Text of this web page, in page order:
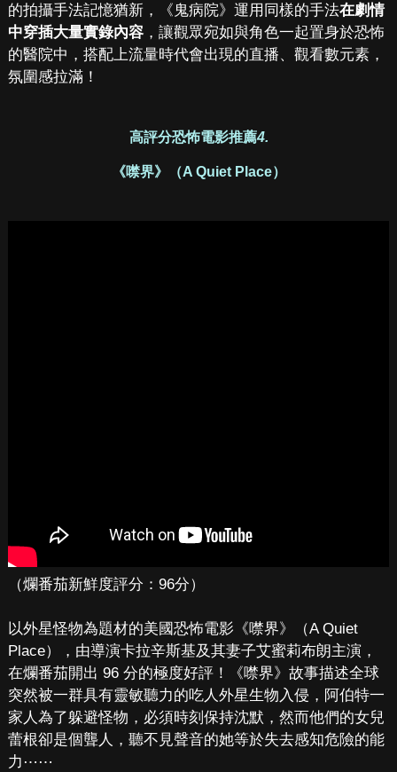
的拍攝手法記憶猶新，《鬼病院》運用同樣的手法在劇情
中穿插大量實錄內容，讓觀眾宛如與角色一起置身於恐怖
的醫院中，搭配上流量時代會出現的直播、觀看數元素，
氛圍感拉滿！
高評分恐怖電影推薦4.
《噤界》（A Quiet Place）
（爛番茄新鮮度評分：96分）
以外星怪物為題材的美國恐怖電影《噤界》（A Quiet
Place），由導演卡拉辛斯基及其妻子艾蜜莉布朗主演，
在爛番茄開出 96 分的極度好評！《噤界》故事描述全球
突然被一群具有靈敏聽力的吃人外星生物入侵，阿伯特一
家人為了躲避怪物，必須時刻保持沈默，然而他們的女兒
蕾根卻是個聾人，聽不見聲音的她等於失去感知危險的能
力⋯⋯